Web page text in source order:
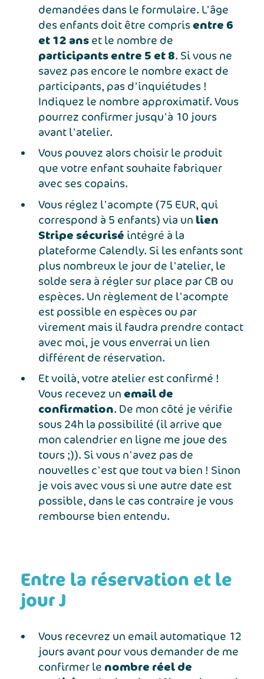
demandées dans le formulaire. L'âge
des enfants doit être comprisentre 6
et 12 ans et le nombre de
participants entre 5 et 8. Si vous ne
savez pas encore le nombre exact de
participants, pas d'inquiétudes !
Indiquez le nombre approximatif. Vous
pourrez confirmer jusqu'à 10 jours
avant l'atelier.
Vous pouvez alors choisir le produit
que votre enfant souhaite fabriquer
avec ses copains.
Vous réglez l'acompte (75 EUR, qui
correspond à 5 enfants) via un lien
Stripe sécurisé intégré à la
plateforme Calendly. Si les enfants sont
plus nombreux le jour de l'atelier, le
solde sera à régler sur place par CB ou
espèces. Un règlement de l'acompte
est possible en espèces ou par
virement mais il faudra prendre contact
avec moi, je vous enverrai un lien
différent de réservation.
Et voilà, votre atelier est confirmé !
Vous recevez un email de
confirmation. De mon côté je vérifie
sous 24h la possibilité (il arrive que
mon calendrier en ligne me joue des
tours ;)). Si vous n'avez pas de
nouvelles c'est que tout va bien ! Sinon
je vois avec vous si une autre date est
possible, dans le cas contraire je vous
rembourse bien entendu.
Entre la réservation et le
jour J
Vous recevrez un email automatique 12
jours avant pour vous demander de me
confirmer le nombre réel de